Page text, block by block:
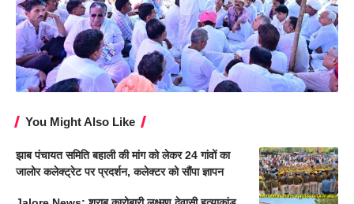
You Might Also Like
झाब पंचायत समिति बहाली की मांग को लेकर 24 गांवों का
जालोर कलेक्ट्रेट पर प्रदर्शन, कलेक्टर को सौंपा ज्ञापन